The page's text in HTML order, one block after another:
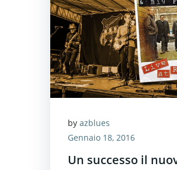
by azblues
Gennaio 18, 2016
Un successo il